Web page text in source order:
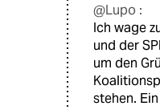
@Lupo :
Ich wage
und der
um den
stehen.